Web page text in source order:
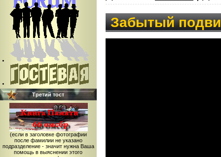
Третий тост
(если в заголовке фотографии
после фамилии не указано
подразделение - значит нужна Ваша
помощь в выяснении этого
Забытый